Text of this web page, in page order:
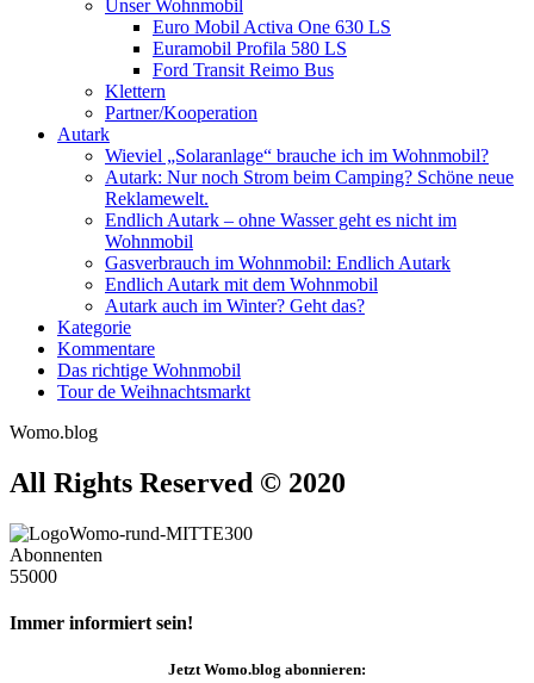
Unser Wohnmobil
Euro Mobil Activa One 630 LS
Euramobil Profila 580 LS
Ford Transit Reimo Bus
Klettern
Partner/Kooperation
Autark
Wieviel „Solaranlage“ brauche ich im Wohnmobil?
Autark: Nur noch Strom beim Camping? Schöne neue
Reklamewelt.
Endlich Autark – ohne Wasser geht es nicht im
Wohnmobil
Gasverbrauch im Wohnmobil: Endlich Autark
Endlich Autark mit dem Wohnmobil
Autark auch im Winter? Geht das?
Kategorie
Kommentare
Das richtige Wohnmobil
Tour de Weihnachtsmarkt
Womo.blog
All Rights Reserved © 2020
Abonnenten
55000
Immer informiert sein!
JetztWomo.blog abonnieren: